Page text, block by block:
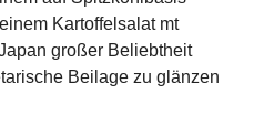
Kartoffelsalat mt
großer Beliebtheit
Beilage zu glänzen